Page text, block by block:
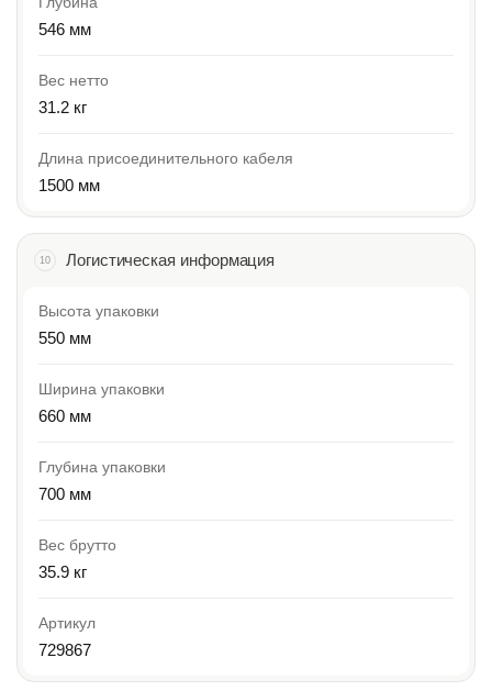
546 мм
Вес нетто
31.2 кг
Длина присоединительного кабеля
1500 мм
10 Логистическая информация
Высота упаковки
550 мм
Ширина упаковки
660 мм
Глубина упаковки
700 мм
Вес брутто
35.9 кг
Артикул
729867